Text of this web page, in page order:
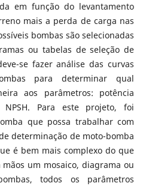
em função do levantamento
mais a perda de carga nas
bombas são selecionadas
ou tabelas de seleção de
se fazer análise das curvas
para determinar qual
aos parâmetros: potência
Para este projeto, foi
que possa trabalhar com
determinação de moto-bomba
é bem mais complexo do que
um mosaico, diagrama ou
todos os parâmetros